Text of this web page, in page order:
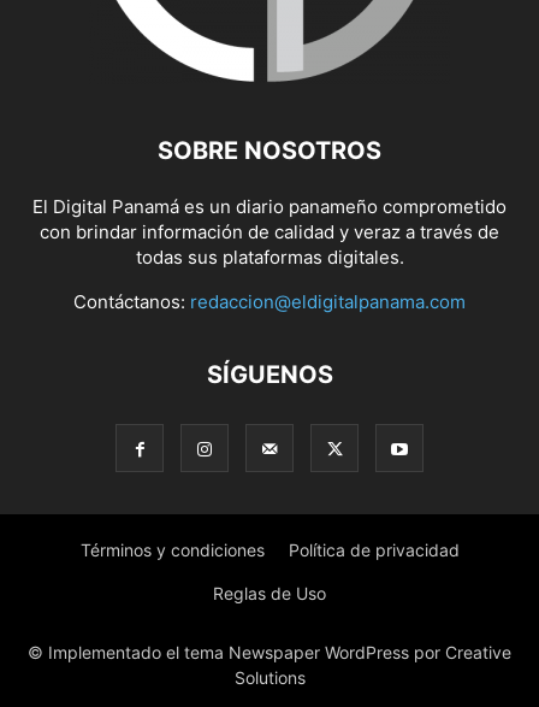
SOBRE NOSOTROS
El Digital Panamá es un diario panameño comprometido
con brindar información de calidad y veraz a través de
todas sus plataformas digitales.
Contáctanos: redaccion@eldigitalpanama.com
SÍGUENOS
Términos y condiciones Política de privacidad
Reglas de Uso
© Implementado el tema Newspaper WordPress por Creative
Solutions